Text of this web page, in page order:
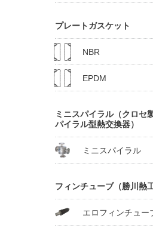
プレートガスケット
NBR
EPDM
ミニスパイラル（クロセ
パイラル型熱交換器）
ミニスパイラル
フィンチューブ（勝川熱
エロフィンチュー